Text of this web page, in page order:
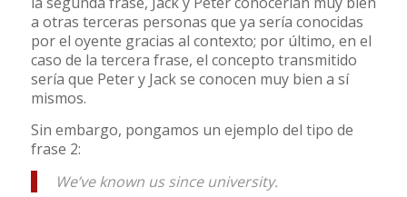
a otras terceras personas que ya sería conocidas
por el oyente gracias al contexto; por último, en el
caso de la tercera frase, el concepto transmitido
sería que Peter y Jack se conocen muy bien a sí
mismos.
Sin embargo, pongamos un ejemplo del tipo de
frase 2:
We’ve known us since university.